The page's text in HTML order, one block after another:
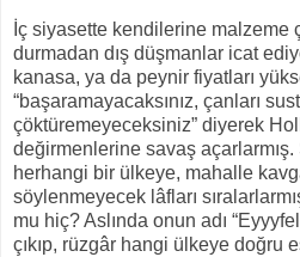
İç siyasette kendilerine malzeme
durmadan dış düşmanlar icat
kanasa, ya da peynir fiyatları
“başaramayacaksınız, çanları
çöktüremeyeceksiniz” diyerek
değirmenlerine savaş
herhangi bir ülkeye, mahalle
söylenmeyecek lâfları
mu hiç? Aslında onun adı
çıkıp, rüzgâr hangi ülkeye doğru